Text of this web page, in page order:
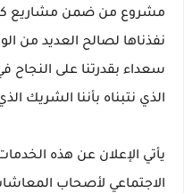
مشروع من ضمن مشاريع
نفذناها لصالح العديد من
سعداء بقدرتنا على النجاح
الذي نتبناه بأننا الشريك
يأتي الإعلان عن هذه
الاجتماعي لأصحاب